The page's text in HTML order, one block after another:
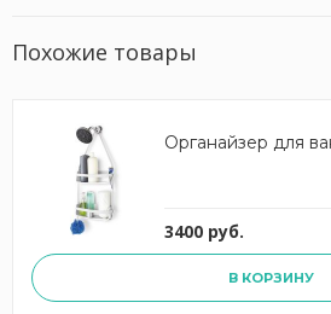
Похожие товары
Органайзер для
3400 руб.
В КОРЗИНУ